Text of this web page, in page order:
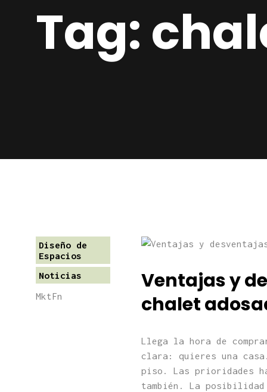
Tag:
Diseño de
Espacios
Noticias
MktFn
Ventajas y
chalet
Llega la hora de
clara: quieres una
piso. Las prioridades
también. La